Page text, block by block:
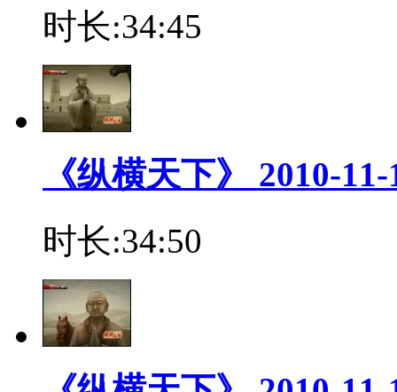
时长:34:45
《纵横天下》 2010-
时长:34:50